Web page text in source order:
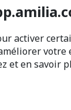
activer
et en savoir